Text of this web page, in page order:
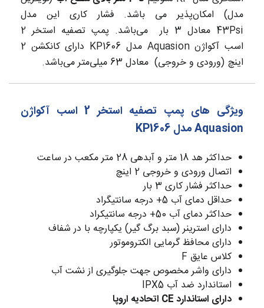
مدل) امکان‌پذیر می باشد. فشار کاری این مدل
43Psi معادل 3 بار می‌باشد. پمپ تصفیه استخر 2
اسب آکواژن Aquasion مدل KP1606 دارای کانکشن 2
اینچ (ورودی و خروجی) معادل 63 میلی‌متر می‌باشد.
ویژگی های پمپ تصفیه استخر 2 اسب آکواژن
Aquasion مدل KP1606
حداکثر هد 18 متر و آبدهی 28 متر مکعب در ساعت
اتصال ورودی و خروجی 2 اینچ
حداکثر فشار کاری 3 بار
حداقل دمای آب 5+ درجه سانتیگراد
حداکثر دمای آب 50+ درجه سانتیکراد
دارای استرینر (سبد برگ گیر) یکپارچه با در شفاف
دارای محافظ گرمایی الکتروموتور
کلاس عایق F
دارای واشر مخصوص جهت جلوگیری از نشت آب
استاندارد ضد آب IPX5
دارای استاندارد CE اتحادیه اروپا